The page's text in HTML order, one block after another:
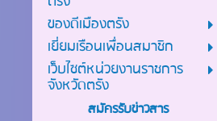
ของดีเมืองตรัง
เยี่ยมเรือนเพื่อนสมาชิก
เว็บไซต์หน่วยงานราชการ
จังหวัดตรัง
สมัครรับข่าวสาร